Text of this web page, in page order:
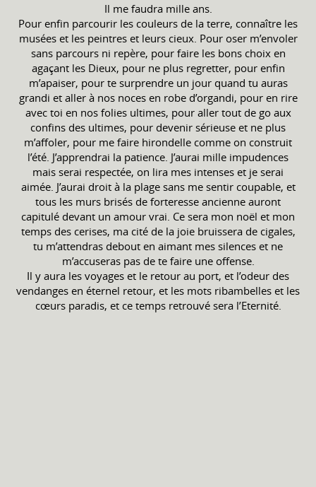
Il me faudra mille ans.
Pour enfin parcourir les couleurs de la terre, connaître les
musées et les peintres et leurs cieux. Pour oser m’envoler
sans parcours ni repère, pour faire les bons choix en
agaçant les Dieux, pour ne plus regretter, pour enfin
m’apaiser, pour te surprendre un jour quand tu auras
grandi et aller à nos noces en robe d’organdi, pour en rire
avec toi en nos folies ultimes, pour aller tout de go aux
confins des ultimes, pour devenir sérieuse et ne plus
m’affoler, pour me faire hirondelle comme on construit
l’été. J’apprendrai la patience. J’aurai mille impudences
mais serai respectée, on lira mes intenses et je serai
aimée. J’aurai droit à la plage sans me sentir coupable, et
tous les murs brisés de forteresse ancienne auront
capitulé devant un amour vrai. Ce sera mon noël et mon
temps des cerises, ma cité de la joie bruissera de cigales,
tu m’attendras debout en aimant mes silences et ne
m’accuseras pas de te faire une offense.
Il y aura les voyages et le retour au port, et l’odeur des
vendanges en éternel retour, et les mots ribambelles et les
cœurs paradis, et ce temps retrouvé sera l’Eternité.